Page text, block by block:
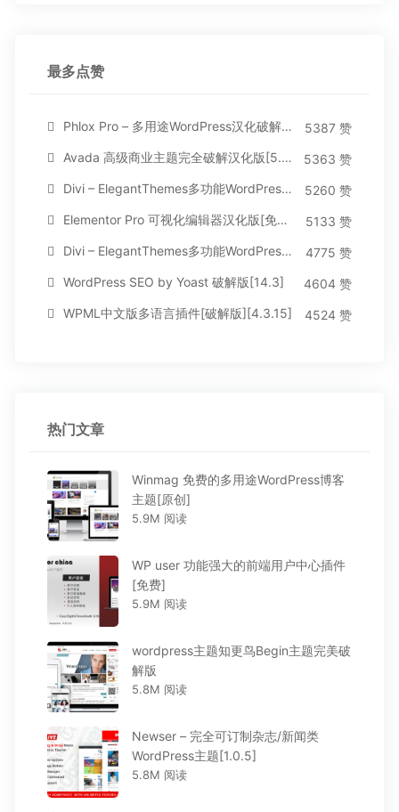
最多点赞
Phlox Pro – 多用途WordPress汉化破解主题[5.1.12]
5387 赞
Avada 高级商业主题完全破解汉化版[5.8.2]
5363 赞
Divi – ElegantThemes多功能WordPress主题[汉化版4.4.2]
5260 赞
Elementor Pro 可视化编辑器汉化版[免费持续更新]
5133 赞
Divi – ElegantThemes多功能WordPress主题[汉化版3.1.95]
4775 赞
WordPress SEO by Yoast 破解版[14.3]
4604 赞
WPML中文版多语言插件[破解版][4.3.15]
4524 赞
热门文章
Winmag 免费的多用途WordPress博客
主题[原创]
5.9M 阅读
WP user 功能强大的前端用户中心插件
[免费]
5.9M 阅读
wordpress主题知更鸟Begin主题完美破
解版
5.8M 阅读
Newser – 完全可订制杂志/新闻类
WordPress主题[1.0.5]
5.8M 阅读